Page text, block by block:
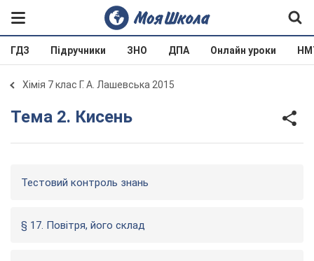
ГДЗ Підручники ЗНО ДПА Онлайн уроки
Хімія 7 клас Г. А. Лашевська 2015
Тема 2. Кисень
Тестовий контроль знань
§ 17. Повітря, його склад